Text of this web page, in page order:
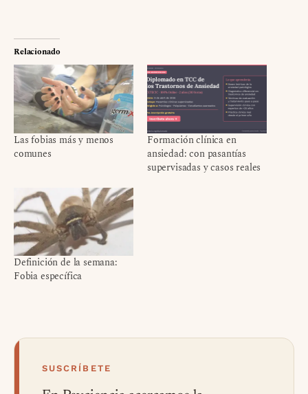
Relacionado
Las fobias más y menos
comunes
Formación clínica en
ansiedad: con pasantías
supervisadas y casos reales
Definición de la semana:
Fobia específica
SUSCRÍBETE